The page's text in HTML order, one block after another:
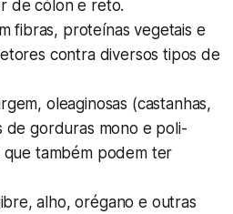
de cólon e reto.
fibras, proteínas vegetais e
contra diversos tipos de
oleaginosas (castanhas,
de gorduras mono e poli-
que também podem ter
alho, orégano e outras